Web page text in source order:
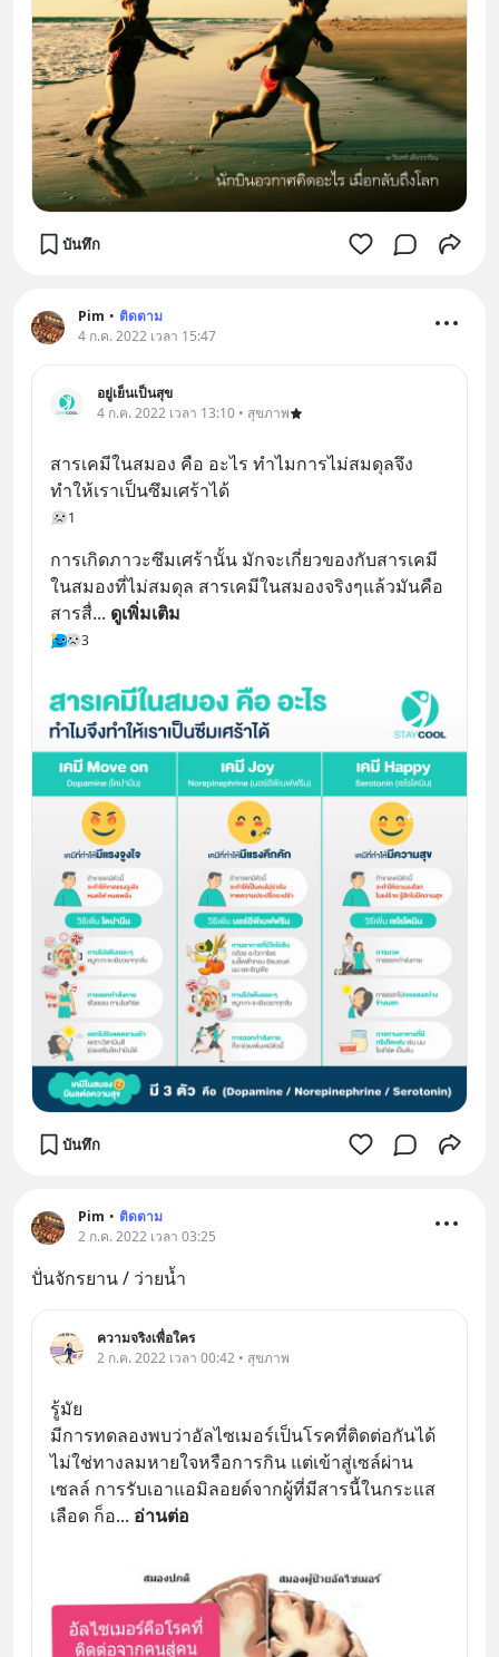
บันทึก
Pim • ติดตาม
4 ก.ค. 2022 เวลา 15:47
อยู่เย็นเป็นสุข
4 ก.ค. 2022 เวลา 13:10 • สุขภาพ
สารเคมีในสมอง คือ อะไร ทำไมการไม่สมดุลจึง
ทำให้เราเป็นซึมเศร้าได้
1
การเกิดภาวะซึมเศร้านั้น มักจะเกี่ยวของกับสารเคมี
ในสมองที่ไม่สมดุล สารเคมีในสมองจริงๆแล้วมันคือ
สารสื่... ดูเพิ่มเติม
3
บันทึก
Pim • ติดตาม
2 ก.ค. 2022 เวลา 03:25
ปั่นจักรยาน / ว่ายน้ำ
ความจริงเพื่อใคร
2 ก.ค. 2022 เวลา 00:42 • สุขภาพ
รู้มัย
มีการทดลองพบว่าอัลไซเมอร์เป็นโรคที่ติดต่อกันได้
ไม่ใช่ทางลมหายใจหรือการกิน แต่เข้าสู่เซล์ผ่าน
เซลล์ การรับเอาแอมิลอยด์จากผู้ที่มีสารนี้ในกระแส
เลือด ก็อ... อ่านต่อ